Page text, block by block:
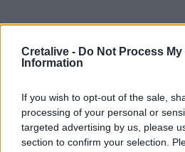
Cretalive - Do Not Process My
Information
If you wish to opt-out of the sale,
processing of your personal or
targeted advertising by us, please
section to confirm your selection.
Ισπανία: Η Μαδρίτη
Ισπανία:
Ισπανία:
από την
Συναγερμός σε μοναστήρι
ΚΟΣΜΟΣ